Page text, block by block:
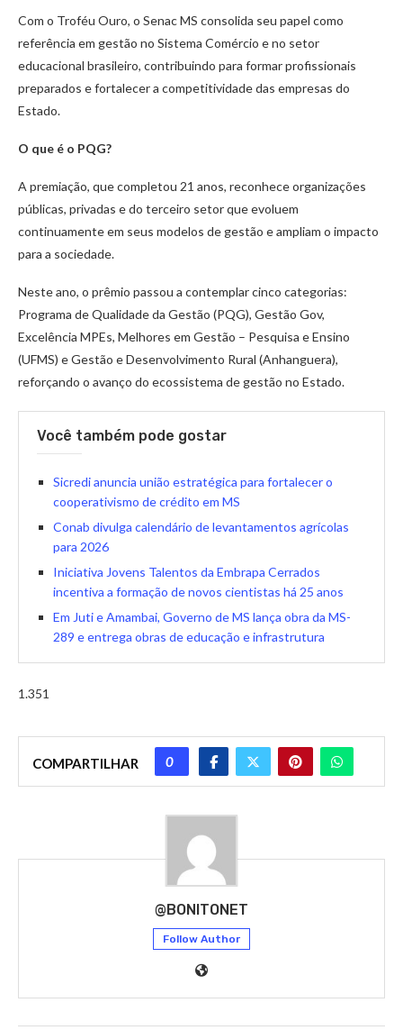
Com o Troféu Ouro, o Senac MS consolida seu papel como
referência em gestão no Sistema Comércio e no setor
educacional brasileiro, contribuindo para formar profissionais
preparados e fortalecer a competitividade das empresas do
Estado.
O que é o PQG?
A premiação, que completou 21 anos, reconhece organizações
públicas, privadas e do terceiro setor que evoluem
continuamente em seus modelos de gestão e ampliam o impacto
para a sociedade.
Neste ano, o prêmio passou a contemplar cinco categorias:
Programa de Qualidade da Gestão (PQG), Gestão Gov,
Excelência MPEs, Melhores em Gestão – Pesquisa e Ensino
(UFMS) e Gestão e Desenvolvimento Rural (Anhanguera),
reforçando o avanço do ecossistema de gestão no Estado.
Você também pode gostar
Sicredi anuncia união estratégica para fortalecer o
cooperativismo de crédito em MS
Conab divulga calendário de levantamentos agrícolas
para 2026
Iniciativa Jovens Talentos da Embrapa Cerrados
incentiva a formação de novos cientistas há 25 anos
Em Juti e Amambai, Governo de MS lança obra da MS-
289 e entrega obras de educação e infrastrutura
1.351
COMPARTILHAR 0
@BONITONET
Follow Author